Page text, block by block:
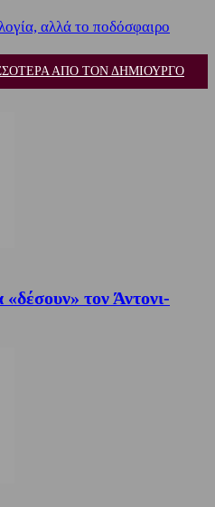
αλλά το ποδόσφαιρο
ΑΠΟ ΤΟΝ ΔΗΜΙΟΥΡΓΟ
τον Άντονι-